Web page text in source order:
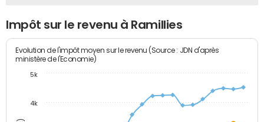
Impôt sur le revenu à Ramillies
Evolution de l'impôt moyen sur le revenu (Source : JDN d'après
ministère de l'Economie)
4k
5k